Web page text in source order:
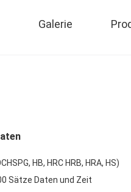
Galerie
HB, HRC HRB, HRA, HS)
Sätze Daten und Zeit